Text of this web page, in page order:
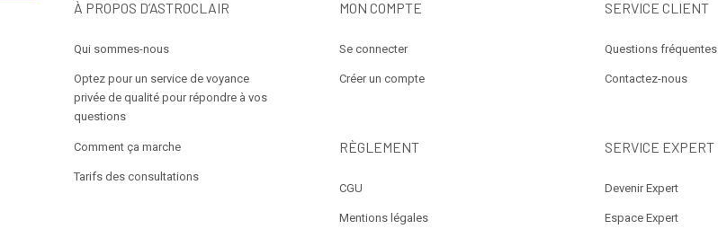
À PROPOS D’ASTROCLAIR
Qui sommes-nous
Optez pour un service de voyance
privée de qualité pour répondre à vos
questions
Comment ça marche
Tarifs des consultations
MON COMPTE
Se connecter
Créer un compte
RÈGLEMENT
CGU
Mentions légales
SERVICE CLIENT
Questions fréquentes
Contactez-nous
SERVICE EXPERT
Devenir Expert
Espace Expert